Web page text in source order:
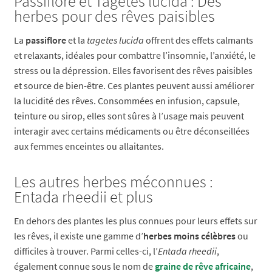
herbes pour des rêves paisibles
La passifloreet la tagetes lucida offrent des effets calmants
et relaxants, idéales pour combattre l’insomnie, l’anxiété, le
stress ou la dépression. Elles favorisent des rêves paisibles
et source de bien-être. Ces plantes peuvent aussi améliorer
la lucidité des rêves. Consommées en infusion, capsule,
teinture ou sirop, elles sont sûres à l’usage mais peuvent
interagir avec certains médicaments ou être déconseillées
aux femmes enceintes ou allaitantes.
Les autres herbes méconnues :
Entada rheedii et plus
En dehors des plantes les plus connues pour leurs effets sur
les rêves, il existe une gamme d’herbes moins célèbresou
difficiles à trouver. Parmi celles-ci, l’Entada rheedii,
également connue sous le nom de graine de rêve africaine,